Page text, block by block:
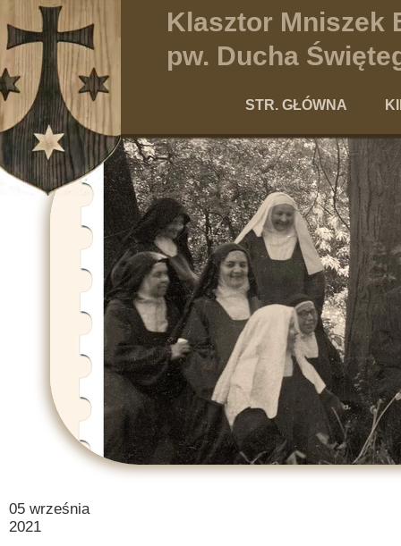
05 września
2021
STR. GŁÓWNA
Klasztor Mniszek
pw. Ducha